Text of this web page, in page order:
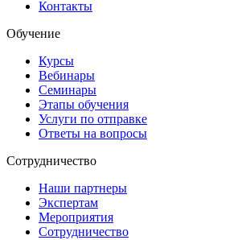
Контакты
Обучение
Курсы
Вебинары
Семинары
Этапы обучения
Услуги по отправке
Ответы на вопросы
Сотрудничество
Наши партнеры
Экспертам
Мероприятия
Сотрудничество